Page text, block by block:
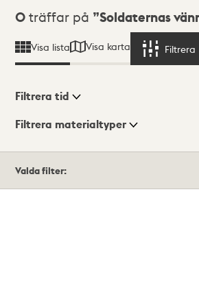
Sökresultat
0 träffar på Soldaternas
Visa lista Visa karta Filtrera
Visningsläge
Filtrera tid
Filtrera materialtyper
träffar
Valda filter: